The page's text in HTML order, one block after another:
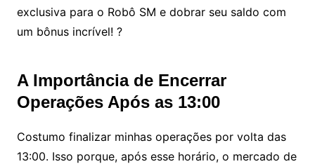
exclusiva para o Robô SM e dobrar seu saldo com
um bônus incrível! ?
A Importância de Encerrar
Operações Após as 13:00
Costumo finalizar minhas operações por volta das
13:00. Isso porque, após esse horário, o mercado de